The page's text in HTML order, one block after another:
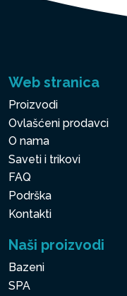
Web stranica
Proizvodi
Ovlašćeni prodavci
O nama
Saveti i trikovi
FAQ
Podrška
Kontakti
Naši proizvodi
Bazeni
SPA